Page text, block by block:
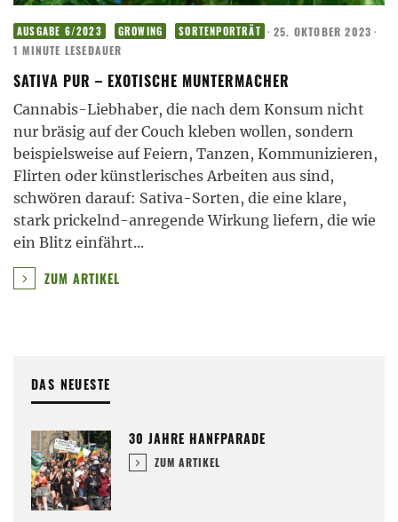
AUSGABE 6/2023 GROWING SORTENPORTRÄT · 25. OKTOBER 2023 ·
1 MINUTE LESEDAUER
SATIVA PUR – EXOTISCHE MUNTERMACHER
Cannabis-Liebhaber, die nach dem Konsum nicht
nur bräsig auf der Couch kleben wollen, sondern
beispielsweise auf Feiern, Tanzen, Kommunizieren,
Flirten oder künstlerisches Arbeiten aus sind,
schwören darauf: Sativa-Sorten, die eine klare,
stark prickelnd-anregende Wirkung liefern, die wie
ein Blitz einfährt...
ZUM ARTIKEL
DAS NEUESTE
30 JAHRE HANFPARADE
ZUM ARTIKEL